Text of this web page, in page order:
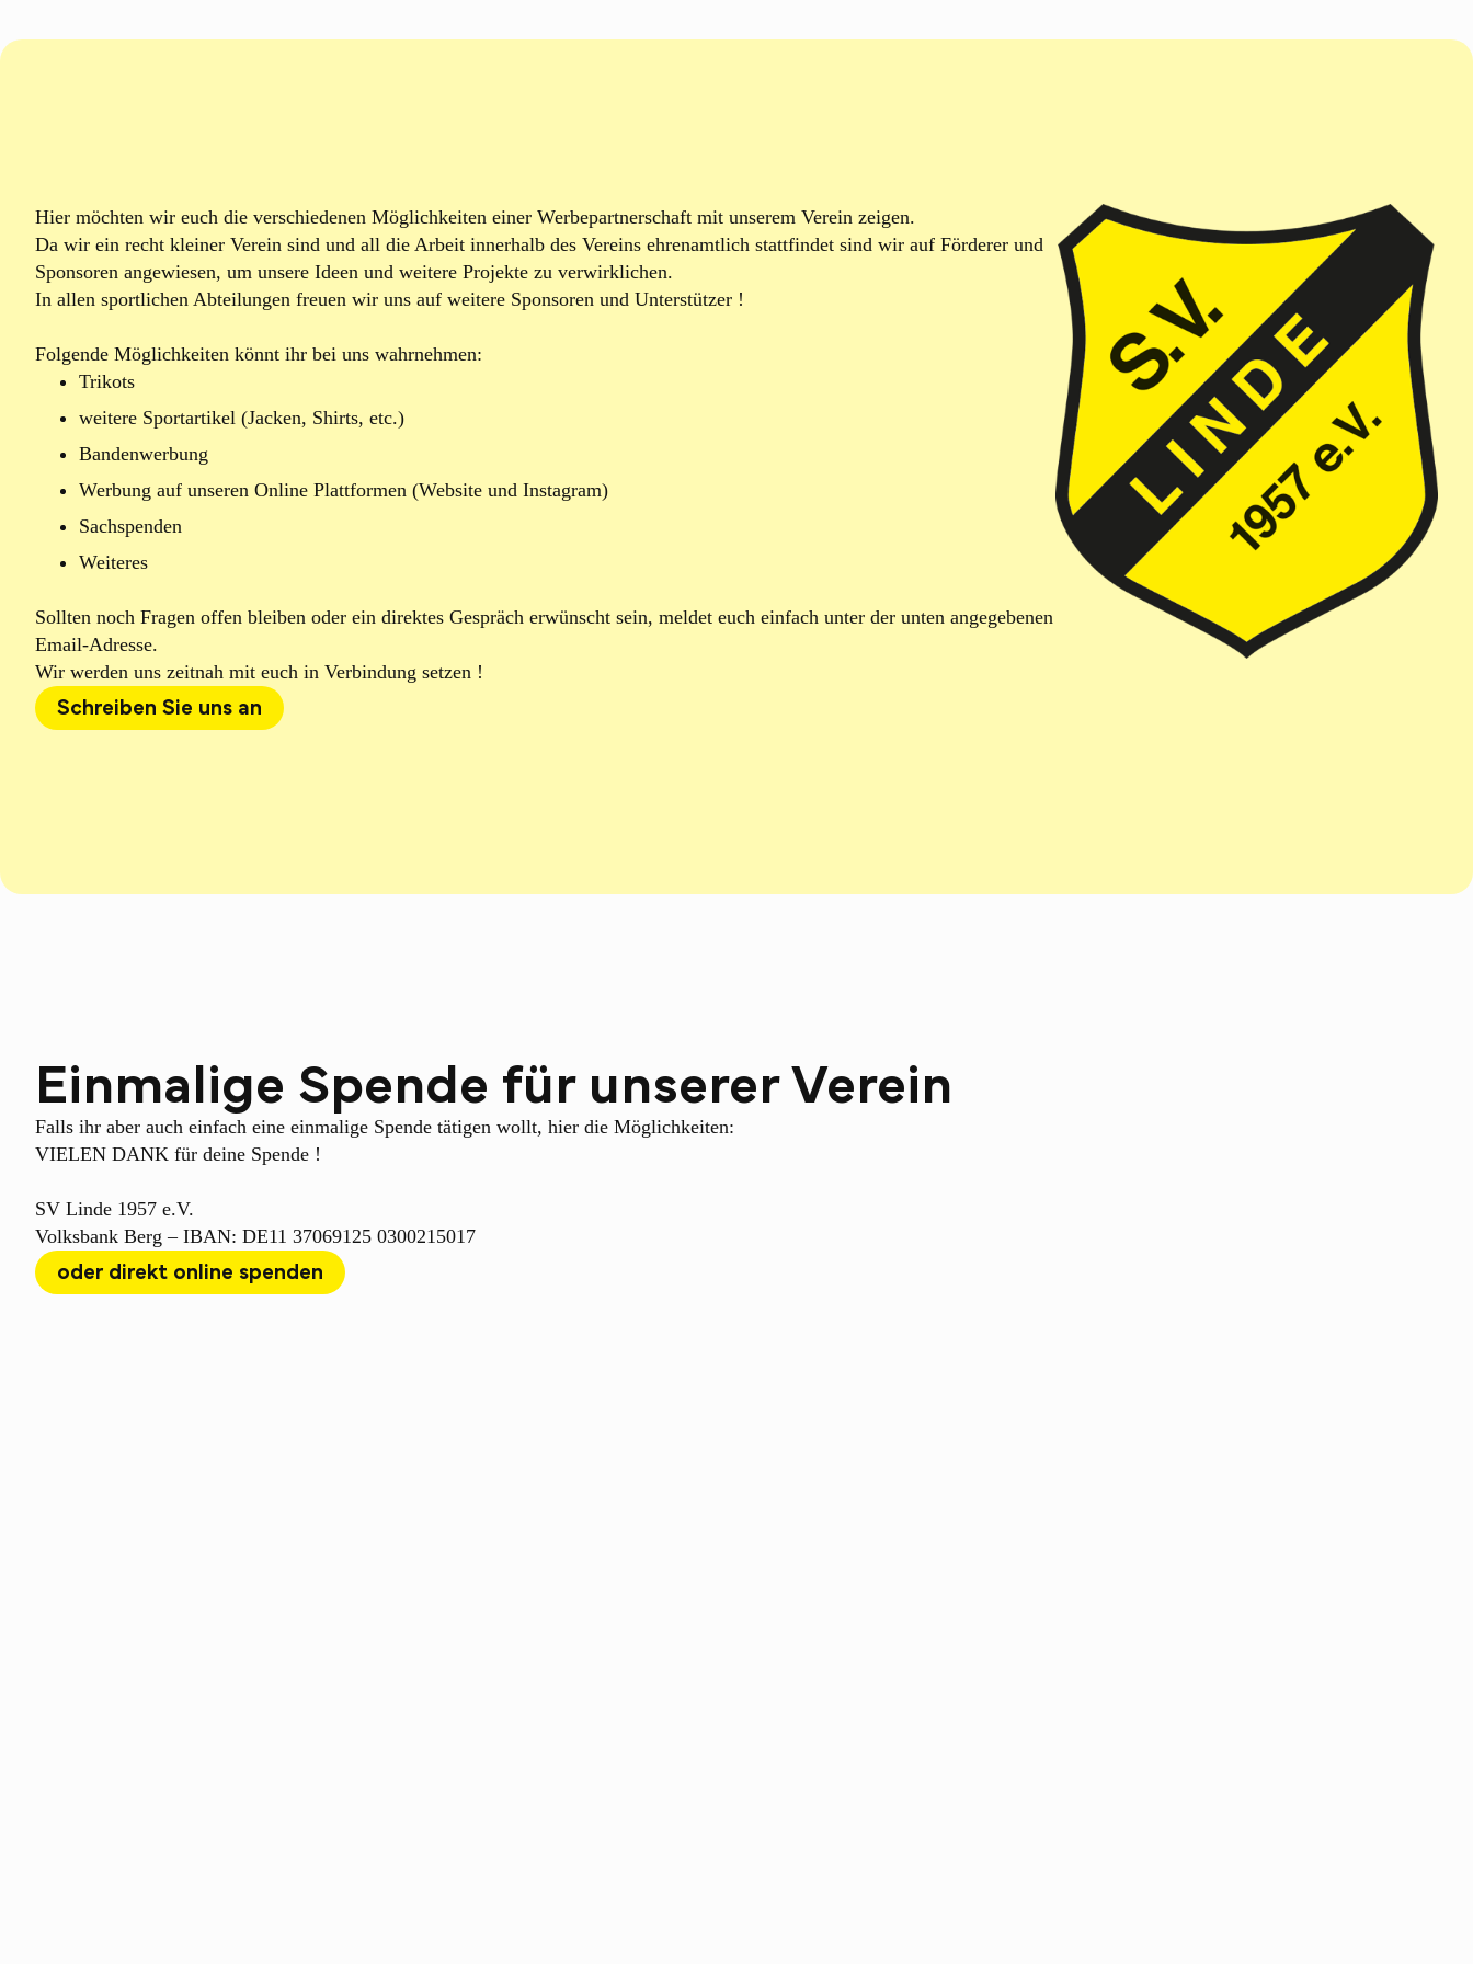
Hier möchten wir euch die verschiedenen Möglichkeiten einer Werbepartnerschaft mit unserem Verein zeigen.
Da wir ein recht kleiner Verein sind und all die Arbeit innerhalb des Vereins ehrenamtlich stattfindet sind wir auf Förderer und
Sponsoren angewiesen, um unsere Ideen und weitere Projekte zu verwirklichen.
In allen sportlichen Abteilungen freuen wir uns auf weitere Sponsoren und Unterstützer !
Folgende Möglichkeiten könnt ihr bei uns wahrnehmen:
Trikots
weitere Sportartikel (Jacken, Shirts, etc.)
Bandenwerbung
Werbung auf unseren Online Plattformen (Website und Instagram)
Sachspenden
Weiteres
Sollten noch Fragen offen bleiben oder ein direktes Gespräch erwünscht sein, meldet euch einfach unter der unten angegebenen
Email-Adresse.
Wir werden uns zeitnah mit euch in Verbindung setzen !
Schreiben Sie uns an
Einmalige Spende für unserer Verein
Falls ihr aber auch einfach eine einmalige Spende tätigen wollt, hier die Möglichkeiten:
VIELEN DANK für deine Spende !
SV Linde 1957 e.V.
Volksbank Berg – IBAN: DE11 37069125 0300215017
oder direkt online spenden